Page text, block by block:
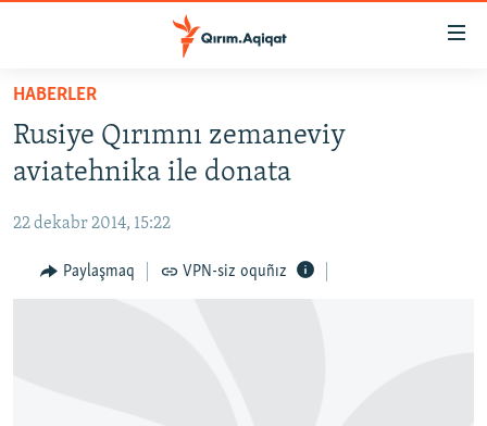
Esas
qaytmaq
Baş
qaytmaq
qaytmaq
SİYASET
CEMİYET
MEDENİYET
HABERLER
Rusiye Qırımnı zemaneviy
aviatehnika ile donata
22 dekabr 2014, 15:22
Paylaşmaq VPN-siz oquñız